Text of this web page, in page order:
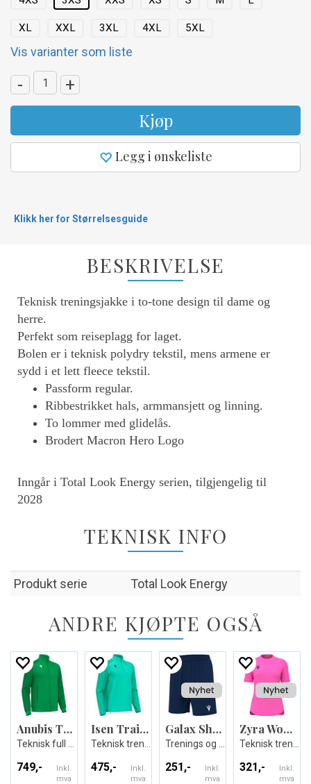
XL XXL 3XL 4XL 5XL
Vis varianter som liste
- +
Kjøp
Legg i ønskeliste
Klikk her for Størrelsesguide
BESKRIVELSE
Teknisk treningsjakke i to-tone design til dame og
herre.
Perfekt som reiseplagg for laget.
Bolen er i teknisk polydry tekstil, mens armene er
sydd i et lett fleece tekstil.
Passform regular.
Ribbestrikket hals, armmansjett og linning.
To lommer med glidelås.
Brodert Macron Hero Logo
Inngår i Total Look Energy serien, tilgjengelig til
2028
TEKNISK INFO
Produkt serie Total Look Energy
ANDRE KJØPTE OGSÅ
Anubis Travel Full Zip Top
749,-
Inkl.
mva
Isen Training 1/4 Zip Top
475,-
Inkl.
mva
Galax Shorts
251,-
Inkl.
mva
Zyra Womans shirt
321,-
Inkl.
mva